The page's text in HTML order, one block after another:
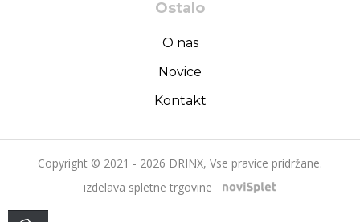
Ostalo
O nas
Novice
Kontakt
Copyright © 2021 - 2026 DRINX, Vse pravice pridržane.
izdelava spletne trgovine